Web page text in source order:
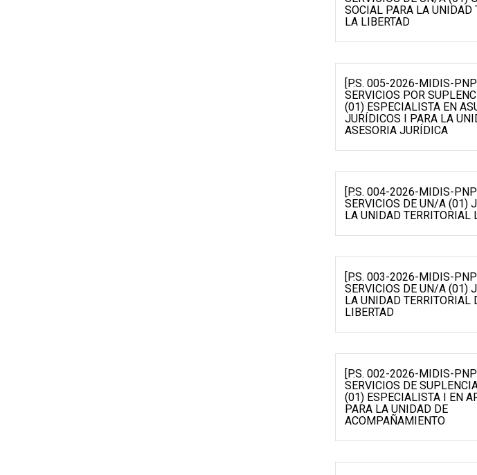
SOCIAL PARA LA UNIDAD
LA LIBERTAD
[P.S. 005-2026-MIDIS-
SERVICIOS POR
(01) ESPECIALISTA EN
JURÍDICOS I PARA LA
ASESORIA JURÍDICA
[P.S. 004-2026-MIDIS-
SERVICIOS DE UN/A (01)
LA UNIDAD TERRITORIAL
[P.S. 003-2026-MIDIS-
SERVICIOS DE UN/A (01)
LA UNIDAD TERRITORIAL
LIBERTAD
[P.S. 002-2026-MIDIS-
SERVICIOS DE
(01) ESPECIALISTA I EN
PARA LA UNIDAD DE
ACOMPAÑAMIENTO